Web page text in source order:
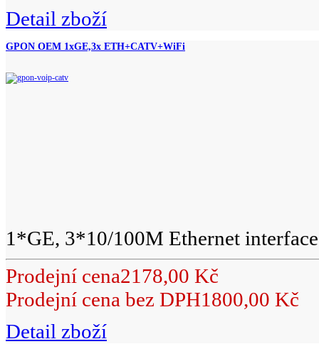
Detail zboží
GPON OEM 1xGE,3x ETH+CATV+WiFi
1*GE, 3*10/100M Ethernet
Prodejní cena2178,00 Kč
Prodejní cena bez DPH1800,00 Kč
Detail zboží